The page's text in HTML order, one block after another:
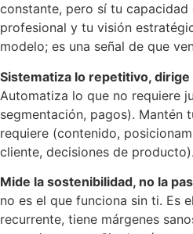
constante, pero sí tu
profesional y tu visión
modelo; es una señal de que
Sistematiza lo repetitivo,
Automatiza lo que no requiere
segmentación, pagos). Mantén
requiere (contenido,
cliente, decisiones de producto).
Mide la sostenibilidad, no la
no es el que funciona sin ti. Es
recurrente, tiene márgenes